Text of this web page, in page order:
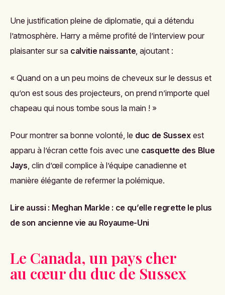
Une justification pleine de diplomatie, qui a détendu
l’atmosphère. Harry a même profité de l’interview pour
plaisanter sur sa calvitie naissante , ajoutant :
« Quand on a un peu moins de cheveux sur le dessus et
qu’on est sous des projecteurs, on prend n’importe quel
chapeau qui nous tombe sous la main ! »
Pour montrer sa bonne volonté, le duc de Sussexest
apparu à l’écran cette fois avec une casquette des Blue
Jays , clin d’œil complice à l’équipe canadienne et
manière élégante de refermer la polémique.
Lire aussi : Meghan Markle : ce qu’elle regrette le plus
de son ancienne vie au Royaume-Uni
Le Canada, un pays cher
au cœur du duc de Sussex